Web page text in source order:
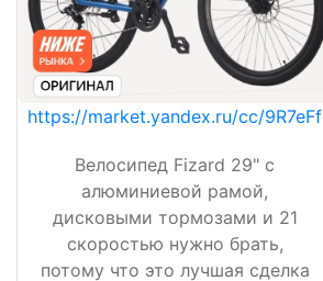
https://market.yandex.ru/cc/9R7eFf
Велосипед Fizard 29" с
алюминиевой рамой,
дисковыми тормозами и 21
скоростью нужно брать,
потому что это лучшая сделка